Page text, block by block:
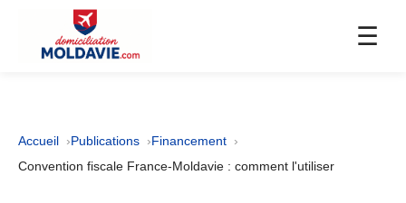
☰
Accueil Publications
Financement
Convention fiscale France-Moldavie : comment l'utiliser